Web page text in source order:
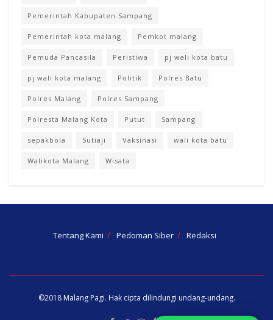
Pemerintah Kabupaten Sampang
Pemerintah kota malang Pemkot malang
Pemuda Pancasila Peristiwa pj wali kota batu
pj wali kota malang Politik Polres Batu
Polres Malang Polres Sampang
Polresta Malang Kota Putut Sampang
sepakbola Sutiaji Vaksinasi wali kota batu
Walikota Malang Wisata
Tentang Kami Pedoman Siber Redaksi
©2018 Malang Pagi. Hak cipta dilindungi undang-undang.